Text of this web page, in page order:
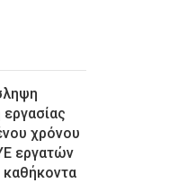
χρόνου
εργατών